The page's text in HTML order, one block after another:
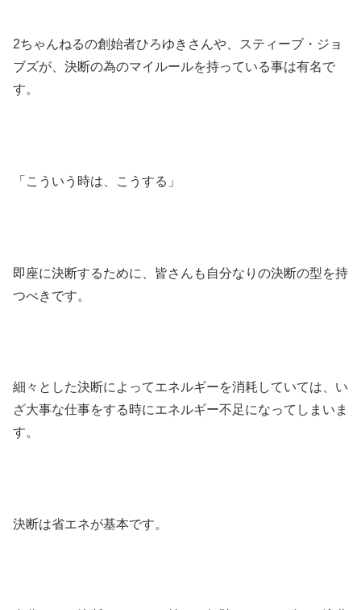
2ちゃんねるの創始者ひろゆきさんや、スティーブ・ジョ
ブズが、決断の為のマイルールを持っている事は有名で
す。
「こういう時は、こうする」
即座に決断するために、皆さんも自分なりの決断の型を持
つべきです。
細々とした決断によってエネルギーを消耗していては、い
ざ大事な仕事をする時にエネルギー不足になってしまいま
す。
決断は省エネが基本です。